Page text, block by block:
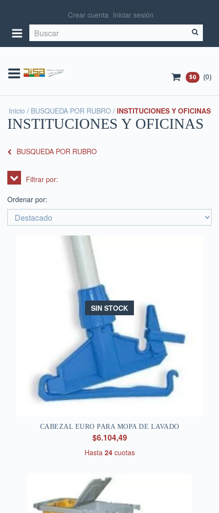
Crear cuenta Iniciar sesión
(0)
$0
Inicio / BUSQUEDA POR RUBRO / INSTITUCIONES Y OFICINAS
INSTITUCIONES Y OFICINAS
BUSQUEDA POR RUBRO
Filtrar por:
Ordenar por:
SIN STOCK
CABEZAL EURO PARA MOPA DE LAVADO
$6.104,49
Hasta 24cuotas